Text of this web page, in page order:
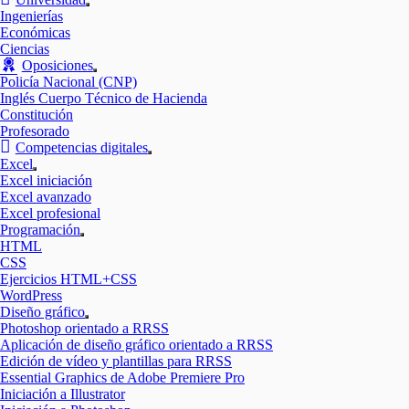
Mostrar
Ingenierías
Económicas
Ciencias
Oposiciones
Mostrar
el
submenú
Policía Nacional (CNP)
Inglés Cuerpo Técnico de Hacienda
Constitución
Profesorado
Competencias digitales
Mostrar
Excel
Mostrar
el
submenú
Excel iniciación
Excel avanzado
Excel profesional
Programación
Mostrar
HTML
CSS
Ejercicios HTML+CSS
WordPress
Diseño gráfico
Mostrar
el
submenú
Photoshop orientado a RRSS
Aplicación de diseño gráfico orientado a RRSS
Edición de vídeo y plantillas para RRSS
Essential Graphics de Adobe Premiere Pro
Iniciación a Illustrator